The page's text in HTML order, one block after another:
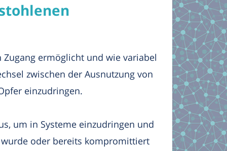
ermöglicht und wie variabel
zwischen der Ausnutzung von
einzudringen.
um in Systeme einzudringen und
oder bereits kompromittiert